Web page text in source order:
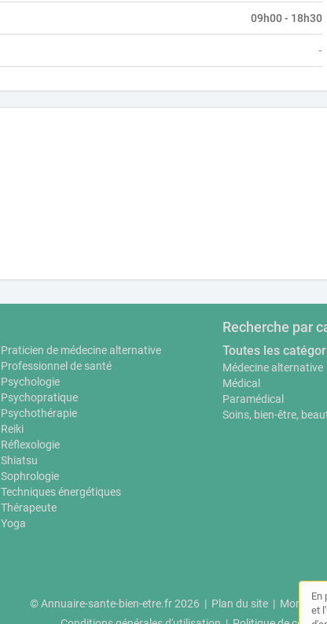
09h00 - 18h30
-
Praticien de médecine alternative
Professionnel de santé
Psychologie
Psychopratique
Psychothérapie
Reiki
Réflexologie
Shiatsu
Sophrologie
Techniques énergétiques
Thérapeute
Yoga
Recherche par
Toutes les
Médecine alternative
Médical
Paramédical
Soins, bien-être,
© Annuaire-sante-bien-etre.fr 2026 | Plan du site| Mon
En
et